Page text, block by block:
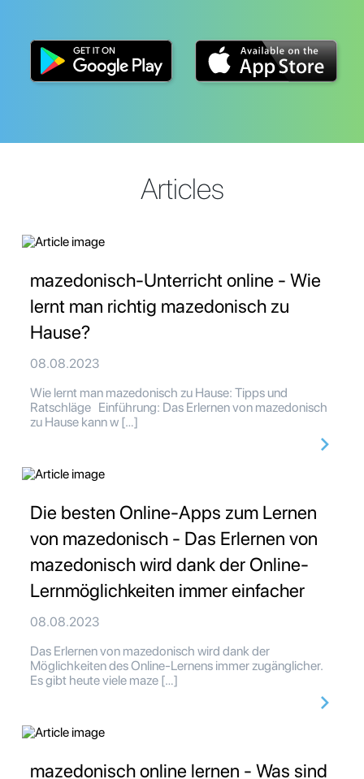
Articles
mazedonisch-Unterricht online - Wie
lernt man richtig mazedonisch zu
Hause?
08.08.2023
Wie lernt man mazedonisch zu Hause: Tipps und
Ratschläge Einführung: Das Erlernen von mazedonisch
zu Hause kann w […]
Die besten Online-Apps zum Lernen
von mazedonisch - Das Erlernen von
mazedonisch wird dank der Online-
Lernmöglichkeiten immer einfacher
08.08.2023
Das Erlernen von mazedonisch wird dank der
Möglichkeiten des Online-Lernens immer zugänglicher.
Es gibt heute viele maze […]
mazedonisch online lernen - Was sind